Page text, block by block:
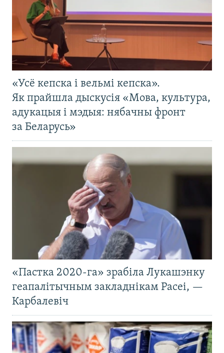
«Усё кепска і вельмі кепска».
Як прайшла дыскусія «Мова, культура,
адукацыя і мэдыя: нябачны фронт
за Беларусь»
«Пастка 2020-га» зрабіла Лукашэнку
геапалітычным закладнікам Расеі, —
Карбалевіч